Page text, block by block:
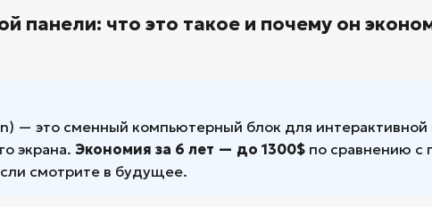
панели: что это такое и почему он
— это сменный компьютерный блок для
экрана. Экономия за 6 лет — до 1300$ по сравнению с
смотрите в будущее.